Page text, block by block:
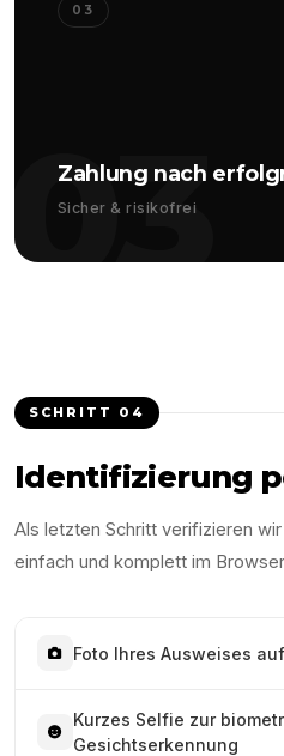
03
03
Zahlung nach
Sicher & risikofrei
SCHRITT 04
Identifizierung
Als letzten Schritt verifizieren
einfach und komplett im
Foto Ihres Ausweises
Kurzes Selfie zur
Gesichtserkennung